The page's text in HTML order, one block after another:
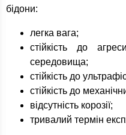
бідони:
легка вага;
стійкість до
середовища;
стійкість до
стійкість до
відсутність корозії;
тривалий термін